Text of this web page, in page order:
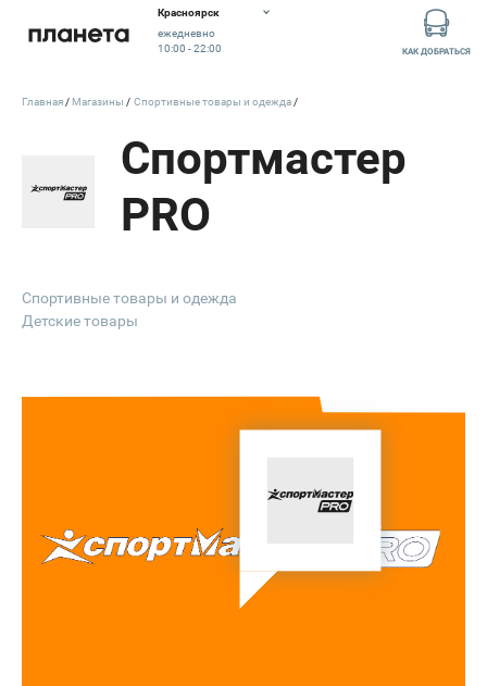
Красноярск
ежедневно
10:00 - 22:00
КАК ДОБРАТЬСЯ
Спортмастер
PRO
Спортивные товары и одежда
Детские товары
Главная Магазины Спортивные товары и одежда